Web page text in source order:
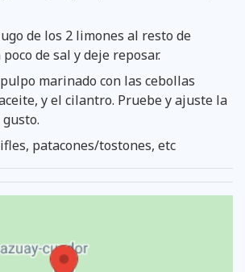
de los 2 limones al resto de
de sal y deje reposar.
marinado con las cebollas
y el cilantro. Pruebe y ajuste la
patacones/tostones, etc